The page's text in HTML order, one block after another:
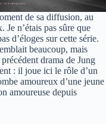
de sa diffusion, au
Je n’étais pas sûre que
d’éloges sur cette série.
beaucoup, mais
précédent drama de Jung
: il joue ici le rôle d’un
amoureux d’une jeune
amoureuse depuis